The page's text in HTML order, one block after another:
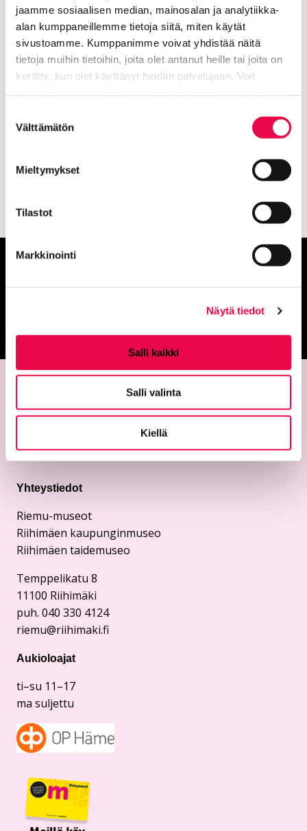
jaamme sosiaalisen median, mainosalan ja analytiikka-
alan kumppaneillemme tietoja siitä, miten käytät
sivustoamme. Kumppanimme voivat yhdistää näitä
tietoja muihin tietoihin, joita olet antanut heille tai joita on
kerätty, kun olet käyttänyt heidän palvelujaan. Voit
valinta
Välttämätön
Mieltymykset
Tilastot
Markkinointi
Näytä tiedot
Salli kaikki
Salli valinta
Kiellä
Lisää aiheesta: Taidemuseon
Nykyinen sivu
Klikkaa käyttääksesi valikkoa
Palautepalvelu
Siirtyy ulkoiselle
Yhteystiedot
Riemu-museot
Riihimäen kaupunginmuseo
Riihimäen taidemuseo
Temppelikatu 8
11100 Riihimäki
puh. 040 330 4124
riemu@riihimaki.fi
Aukioloajat
ti–su 11–17
ma suljettu